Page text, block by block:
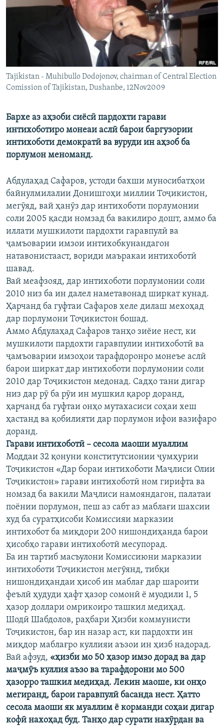
ГУЗОРИШҲОИ РАДИОӢ
Ҳамаи сомонаҳои RFE/RL
Tajikistan - Muhibullo Dodojonov, chairman of Central Election
Comission of Tajikistan, Dushanbe, 12Nov2009
Бархе аз аҳзоби сиёсӣ пардохти гарави
интихоботиро монеаи аслӣ барои баргузории
интихоботи демократӣ ва вуруди ин аҳзоб ба
порлумон меноманд.
Абдулаҳад Сафаров, устоди бахши муносибатҳои
байнулмилалии Донишгоҳи миллии Тоҷикистон,
мегӯяд, вай ҳанӯз дар интихоботи порлумонии
соли 2005 қасди номзад ба вакилиро дошт, аммо ба
иллати мушкилоти пардохти гаравпулӣ ва
ҷамъоварии имзои интихобкунандагон
натавонистааст, вориди маъракаи интихоботӣ
шавад.
Вай меафзояд, дар интихоботи порлумонии соли
2010 низ ба ин далел наметавонад ширкат кунад.
Ҳарчанд ба гуфтаи Сафаров хеле дилаш мехоҳад
дар порлумони Тоҷикистон бошад.
Аммо Абдулаҳад Сафаров танҳо зиёие нест, ки
мушкилоти пардохти гаравпулии интихоботӣ ва
ҷамъоварии имзоҳои тарафдоронро монеъе аслӣ
барои ширкат дар интихоботи порлумонии соли
2010 дар Тоҷикистон медонад. Садҳо тани дигар
низ дар рӯ ба рӯи ин мушкил қарор доранд,
ҳарчанд ба гуфтаи онҳо мутахасиси соҳаи хеш
ҳастанд ва қобилияти дар порлумон ифои вазифаро
доранд.
Гарави интихоботӣ – сесола маоши муаллим
Моддаи 32 қонуни конститутсионии ҷумҳурии
Тоҷикистон «Дар бораи интихоботи Маҷлиси Олии
Тоҷикистон» гарави интихоботӣ ном гирифта ва
номзад ба вакили Маҷлиси намояндагон, палатаи
поёнии порлумон, пеш аз сабт аз маблағи шахсии
худ ба суратҳисоби Комиссияи марказии
интихобот ба миқдори 200 нишондиҳанда барои
ҳисобҳо гарави интихоботӣ месупорад.
Ба ин тартиб масъулони Комиссиюни марказии
интихоботи Тоҷикистон мегӯянд, тибқи
нишондиҳандаи ҳисоб ин маблағ дар шароити
феълӣ ҳудуди ҳафт ҳазор сомонӣ ё муодили 1, 5
ҳазор доллари омрикоиро ташкил медиҳад.
Шодӣ Шабдолов, раҳбари Ҳизби коммунисти
Тоҷикистон, бар ин назар аст, ки пардохти ин
миқдор маблағро куллияи аъзои ин ҳизб надорад.
Вай афзуд, «ҳизби мо 50 ҳазор имзо дорад ва дар
маҷмӯъ куллия аъзо ва тарафдорони мо 500
ҳазорро ташкил медиҳад. Лекин маоше, ки онҳо
мегиранд, барои гаравпулӣ басанда нест. Ҳатто
сесола маоши як муаллим ё корманди соҳаи дигар
кофӣ нахоҳад буд. Танҳо дар сурати нахӯрдан ва